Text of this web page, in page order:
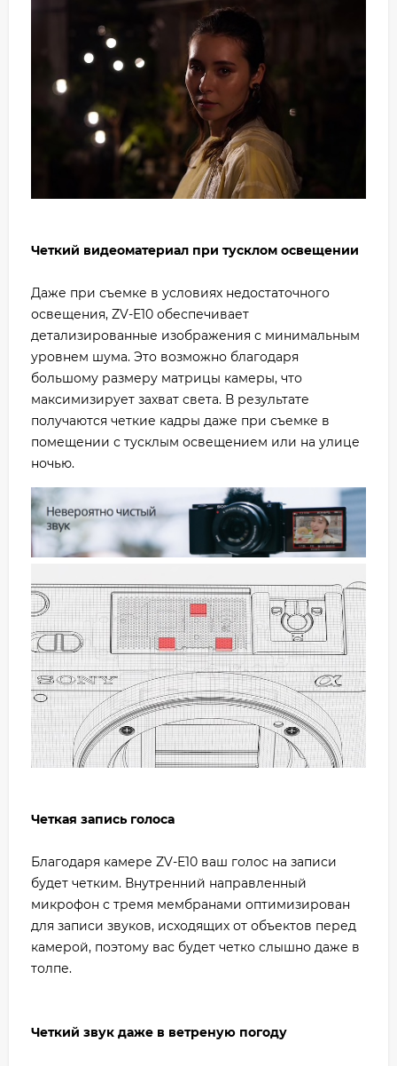
Четкий видеоматериал при тусклом освещении
Даже при съемке в условиях недостаточного
освещения, ZV-E10 обеспечивает
детализированные изображения с минимальным
уровнем шума. Это возможно благодаря
большому размеру матрицы камеры, что
максимизирует захват света. В результате
получаются четкие кадры даже при съемке в
помещении с тусклым освещением или на улице
ночью.
Четкая запись голоса
Благодаря камере ZV-E10 ваш голос на записи
будет четким. Внутренний направленный
микрофон с тремя мембранами оптимизирован
для записи звуков, исходящих от объектов перед
камерой, поэтому вас будет четко слышно даже в
толпе.
Четкий звук даже в ветреную погоду